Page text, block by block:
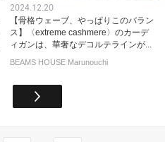
2024.12.20
【骨格ウェーブ、やっぱりこのバラン
ス】〈extreme cashmere〉のカーデ
ィガンは、華奢なデコルテラインが...
BEAMS HOUSE Marunouchi